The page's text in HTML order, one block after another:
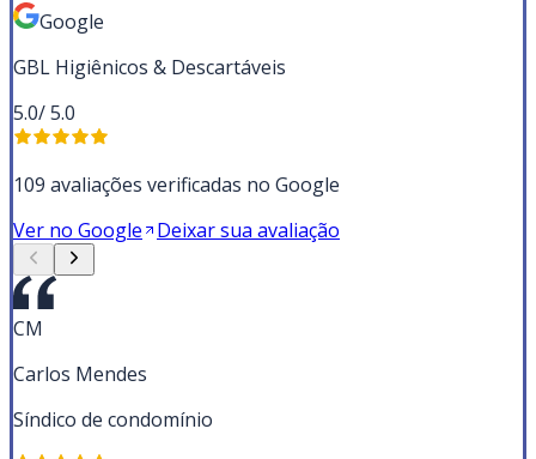
Google
GBL Higiênicos & Descartáveis
5.0/ 5.0
109 avaliações verificadas no Google
Ver no Google
Deixar sua avaliação
CM
Carlos Mendes
Síndico de condomínio